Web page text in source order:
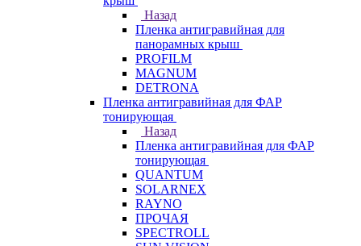
Назад
Пленка антигравийная для
панорамных крыш
PROFILM
MAGNUM
DETRONA
Пленка антигравийная для ФАР
тонирующая
Назад
Пленка антигравийная для ФАР
тонирующая
QUANTUM
SOLARNEX
RAYNO
ПРОЧАЯ
SPECTROLL